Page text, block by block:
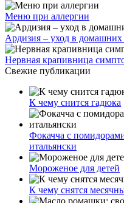
Меню при аллергии
Ардизия – уход в домашних
Нервная крапивница
Свежие публикации
К чему снится гадюка
Фокачча с
итальянски
Мороженое для детей
К чему снятся